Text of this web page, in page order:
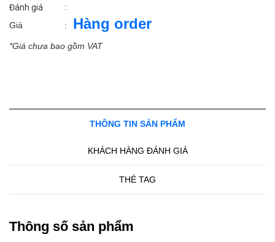
Đánh giá
:
Giá
: Hàng order
*Giá chưa bao gồm VAT
THÔNG TIN SẢN PHẨM
KHÁCH HÀNG ĐÁNH GIÁ
THẺ TAG
Thông số sản phẩm